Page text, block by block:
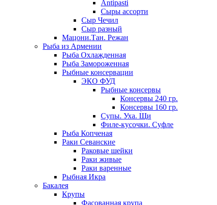
Antipasti
Сыры ассорти
Сыр Чечил
Сыр разный
Мацони.Тан. Режан
Рыба из Армении
Рыба Охлажденная
Рыба Замороженная
Рыбные консервации
ЭКО ФУД
Рыбные консервы
Консервы 240 гр.
Консервы 160 гр.
Супы. Уха. Щи
Филе-кусочки. Суфле
Рыба Копченая
Раки Севанские
Раковые шейки
Раки живые
Раки варенные
Рыбная Икра
Бакалея
Крупы
Фасованная крупа